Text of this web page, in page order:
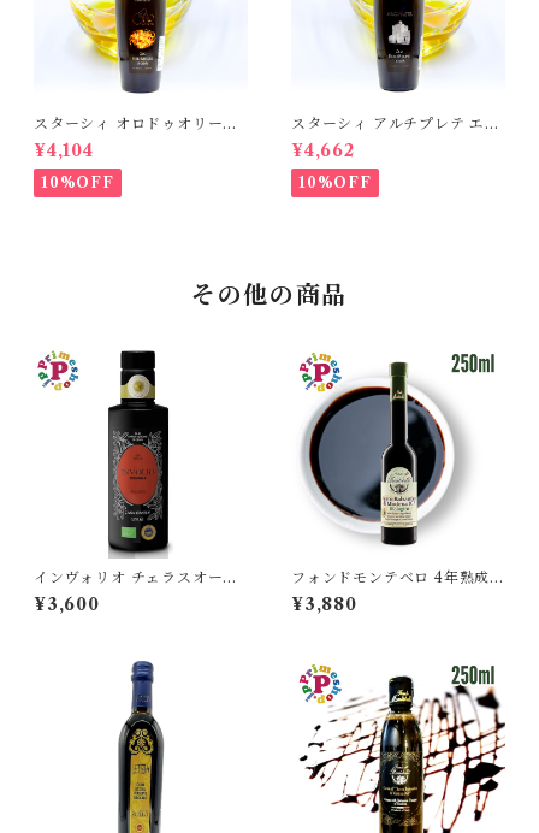
スターシィ オロドゥオリーヴ
ァ エキストラバージン オリー
ブオイル 500ml イタリア プ
ーリア産 STASI ORO d'Oliva
スタシィ 酸度0.13 賞味期限2
¥4,104
10%OFF
スターシィ アルチプレテ エキ
ストラバージン オリーブオイ
ル 500ml イタリア プーリア
産 STASI Arciprete スタシ
ィ 酸度0.15 賞味期限2027年3
¥4,662
10%OFF
その他の商品
インヴォリオ チェラスオーラ
オリーブオイル エキストラバ
ージン 250ml カーサグラッツ
種100％ IGP認定 原産地証明
オーガニック 有機栽培 本物 逆
流防止栓キャップ 高級
¥3,600
フォンドモンテベロ 4年熟成
ASRO リゼルヴァ オーガニッ
ク IGP認定 伝統バルサミコ酢
ンテベッロ 4年熟成 高級
¥3,880